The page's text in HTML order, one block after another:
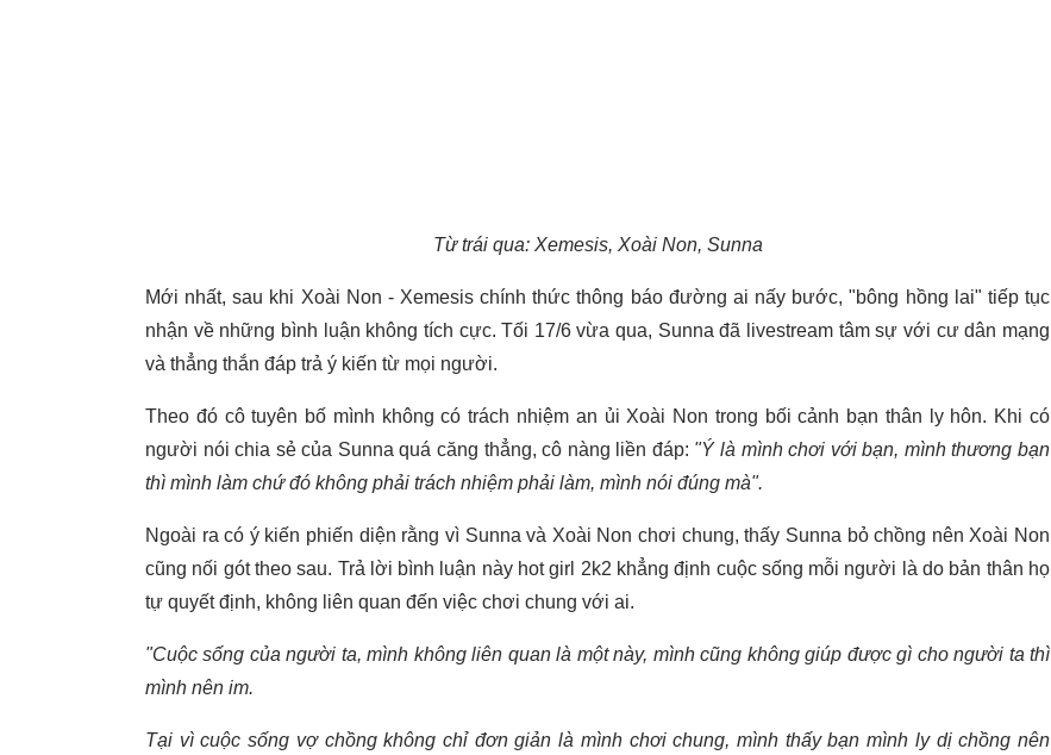
Từ trái qua: Xemesis, Xoài Non, Sunna
Mới nhất, sau khi Xoài Non - Xemesis chính thức thông báo đường ai nấy bước, "bông hồng lai" tiếp tục
nhận về những bình luận không tích cực. Tối 17/6 vừa qua, Sunna đã livestream tâm sự với cư dân mạng
và thẳng thắn đáp trả ý kiến từ mọi người.
Theo đó cô tuyên bố mình không có trách nhiệm an ủi Xoài Non trong bối cảnh bạn thân ly hôn. Khi có
người nói chia sẻ của Sunna quá căng thẳng, cô nàng liền đáp: "Ý là mình chơi với bạn, mình thương bạn
thì mình làm chứ đó không phải trách nhiệm phải làm, mình nói đúng mà".
Ngoài ra có ý kiến phiến diện rằng vì Sunna và Xoài Non chơi chung, thấy Sunna bỏ chồng nên Xoài Non
cũng nối gót theo sau. Trả lời bình luận này hot girl 2k2 khẳng định cuộc sống mỗi người là do bản thân họ
tự quyết định, không liên quan đến việc chơi chung với ai.
"Cuộc sống của người ta, mình không liên quan là một này, mình cũng không giúp được gì cho người ta thì
mình nên im.
Tại vì cuộc sống vợ chồng không chỉ đơn giản là mình chơi chung, mình thấy bạn mình ly dị chồng nên